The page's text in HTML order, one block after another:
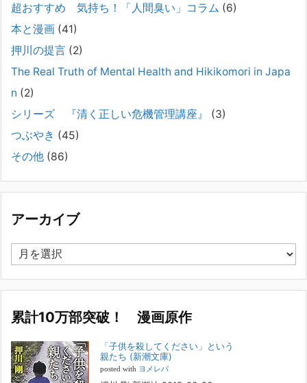
け、長年にわたり精神科医療へのアクセスの仕方や問題解決に取り組ん
い場合、家[...]
#041 将来を案じる「きょうだい」必見②きょうだ
いに精神疾患が疑われる家族がいて、家族間トラブル
で困っている方へ
2025年8月11日
長年問題解決に至らない家族のパターンのうち、弊社の相談で多い事例
景・特徴続きをみる
集英社オンラインのインタビューを受けました。「漫
画といえば集英社！」というく…
2023年3月1日
集英社オンラインのインタビューを受けました。「漫画といえば集英
社！」というくらいの大御所が、「子供を殺してくださいという親た
名誉です。h[...]
若年層の子供の問題
『「子供を殺してください」という親たち』では、先月まで、10代の対
象者をテーマにした回、「ケース19 奴隷化する親たち」をお送りして
いました。こちらは、最終話をコミックバンチWebで読むことができま
超おすすめ 気持ち！「人間臭い」コラム (6)
本と漫画 (41)
押川の提言 (2)
The Real Truth of Mental Health and Hikikomori in Japa
n (2)
シリーズ 『清く正しい危機管理講座』
(3)
つぶやき (45)
その他 (86)
アーカイブ
ー
カ
ブ
累計10万部突破！ 漫画原作
「子供を殺してください」という
親たち (新潮文庫)
posted with ヨメレバ